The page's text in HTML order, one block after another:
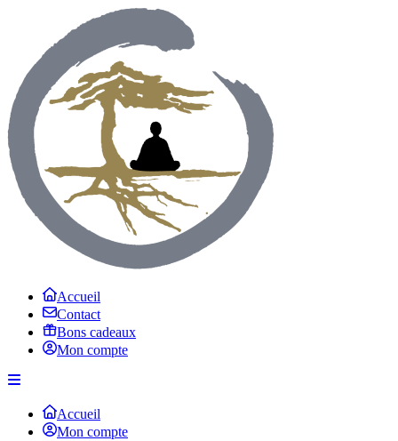
Accueil
Contact
Bons cadeaux
Mon compte
Accueil
Mon compte